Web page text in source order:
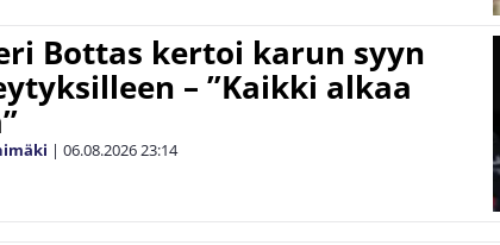
Bottas kertoi karun syyn
– ”Kaikki alkaa
| 06.08.202623:14